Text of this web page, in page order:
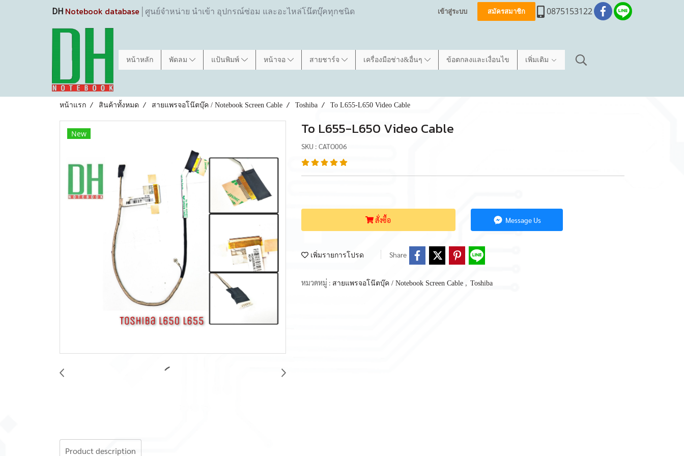
DH Notebook database │ศูนย์จำหน่าย นำเข้า อุปกรณ์ซ่อม และอะไหล่โน๊ตบุ๊คทุกชนิด เข้าสู่ระบบ สมัครสมาชิก 0875153122
หน้าหลัก พัดลม แป้นพิมพ์ หน้าจอ สายชาร์จ เครื่องมือช่าง&อื่นๆ ข้อตกลงและเงื่อนไข เพิ่มเติม
หน้าแรก สินค้าทั้งหมด สายแพรจอโน๊ตบุ๊ค / Notebook Screen Cable Toshiba To L655-L650 Video Cable
New To L655-L650 Video Cable
SKU : CATO006
สั่งซื้อ Message Us
เพิ่มรายการโปรด Share
หมวดหมู่ : สายแพรจอโน๊ตบุ๊ค / Notebook Screen Cable Toshiba
Product description